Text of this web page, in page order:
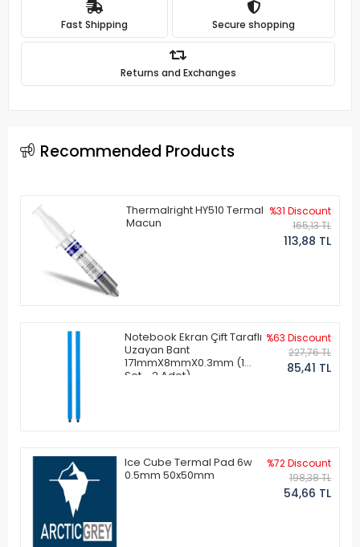
Fast Shipping Secure shopping
Returns and Exchanges
Recommended Products
Thermalright HY510 Termal
Macun
%31 Discount
165,13 TL
113,88 TL
Notebook Ekran Çift Taraflı
Uzayan Bant
171mmX8mmX0.3mm (1
Set - 2 Adet)
%63 Discount
227,76 TL
85,41 TL
Ice Cube Termal Pad 6w
0.5mm 50x50mm
%72 Discount
198,38 TL
54,66 TL